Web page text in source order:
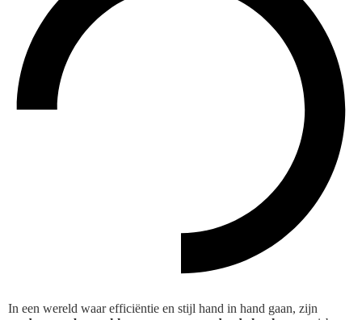
In een wereld waar efficiëntie en stijl hand in hand gaan, zijn